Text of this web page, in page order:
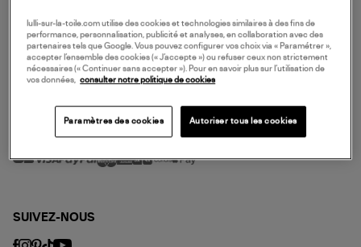
NOS SERVICES
SERVICE CLIENT
MODE DE PAIEMENT
SUIVEZ-NOUS
lulli-sur-la-toile.com utilise des cookies et technologies similaires à des fins de
performance, personnalisation, publicité et analyses, en collaboration avec des
partenaires tels que Google. Vous pouvez configurer vos choix via « Paramétrer »,
accepter l’ensemble des cookies (« J’accepte ») ou refuser ceux non strictement
nécessaires (« Continuer sans accepter »). Pour en savoir plus sur l’utilisation de
vos données,
consulter notre politique de cookies
Paramètres des cookies Autoriser tous les cookies